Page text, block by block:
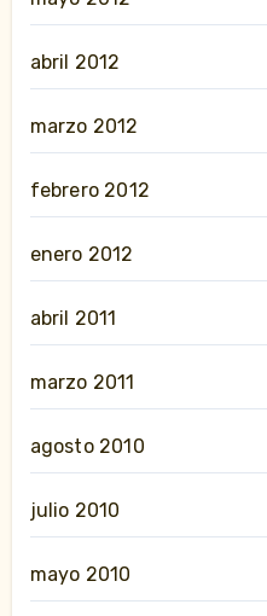
abril 2012
marzo 2012
febrero 2012
enero 2012
abril 2011
marzo 2011
agosto 2010
julio 2010
mayo 2010